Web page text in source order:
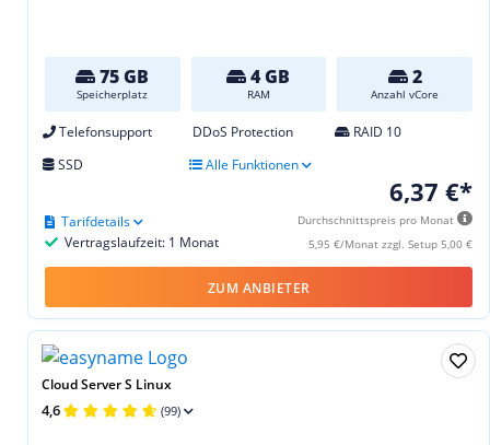
75 GB
Speicherplatz
4 GB
RAM
2
Anzahl vCore
Telefonsupport DDoS Protection
RAID 10
SSD
Alle Funktionen
6,37 €*
Durchschnittspreis pro Monat
5,95 €/Monat zzgl. Setup 5,00 €
Vertragslaufzeit: 1 Monat
Tarifdetails
ZUM ANBIETER
Cloud Server S Linux
4,6 (99)